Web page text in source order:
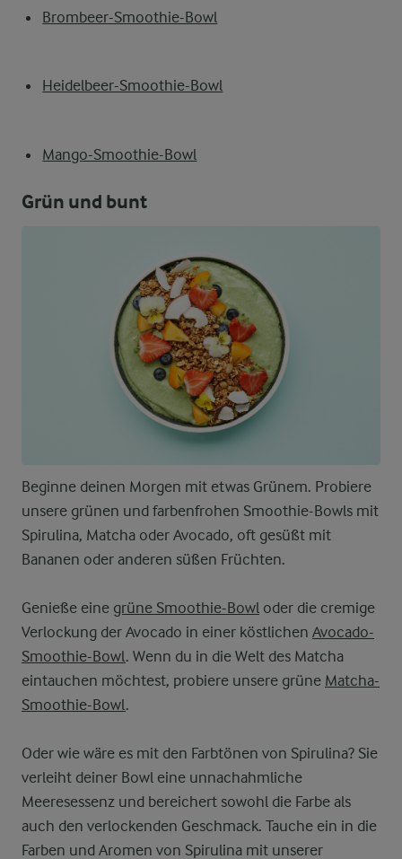
Brombeer-Smoothie-Bowl
Heidelbeer-Smoothie-Bowl
Mango-Smoothie-Bowl
Grün und bunt
Beginne deinen Morgen mit etwas Grünem. Probiere
unsere grünen und farbenfrohen Smoothie-Bowls mit
Spirulina, Matcha oder Avocado, oft gesüßt mit
Bananen oder anderen süßen Früchten.
Genieße eine grüne Smoothie-Bowl oder die cremige
Verlockung der Avocado in einer köstlichen Avocado-
Smoothie-Bowl. Wenn du in die Welt des Matcha
eintauchen möchtest, probiere unsere grüne Matcha-
Smoothie-Bowl.
Oder wie wäre es mit den Farbtönen von Spirulina? Sie
verleiht deiner Bowl eine unnachahmliche
Meeresessenz und bereichert sowohl die Farbe als
auch den verlockenden Geschmack. Tauche ein in die
Farben und Aromen von Spirulina mit unserer